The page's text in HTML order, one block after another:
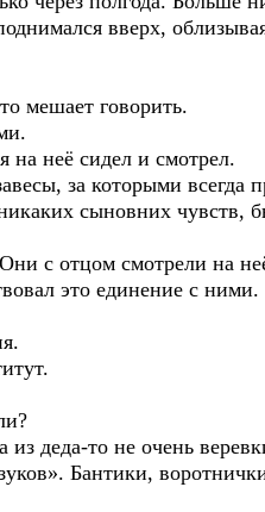
вверх,
мешает говорить.
неё сидел и смотрел.
за которыми всегда
сыновних чувств,
с отцом смотрели на
это единение с ними.
деда-то не очень
Бантики,